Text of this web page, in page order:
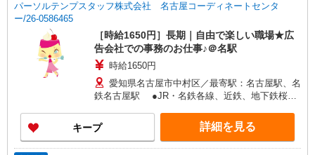
パーソルテンプスタッフ株式会社 名古屋コーディネートセンタ
ー/26-0586465
［時給1650円］長期｜自由で楽しい職場★広
告会社での事務のお仕事♪＠名駅
時給1650円
愛知県名古屋市中村区／最寄駅：名古屋駅、名
鉄名古屋駅 ●JR・名鉄各線、近鉄、地下鉄桜通
キープ 詳細を見る